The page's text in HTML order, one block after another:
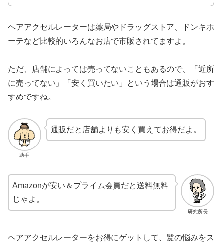
ヘアアクセルレーターは薬局やドラッグストア、ドンキホ
ーテなど比較的いろんなお店で市販されてますよ。
ただ、店舗によっては売ってないこともあるので、「近所
に売ってない」「安く買いたい」という場合は通販がおす
すめですね。
助手
通販だと店舗よりも安く買えてお得だよ。
研究所長
Amazonが安い＆プライム会員だと送料無料
じゃよ。
ヘアアクセルレーターをお得にゲットして、髪の悩みをス